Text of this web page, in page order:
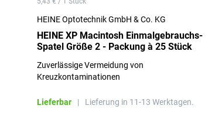
HEINE Optotechnik GmbH & Co. KG
HEINE XP Macintosh Einmalgebrauchs-
Spatel Größe 2 - Packung à 25 Stück
Zuverlässige Vermeidung von
Kreuzkontaminationen
Lieferbar | Lieferung in 11-13 Werktagen.